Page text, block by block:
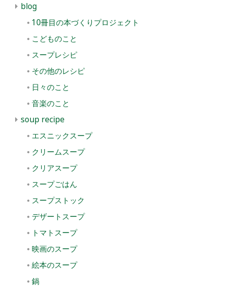
blog
10冊目の本づくりプロジェクト
こどものこと
スープレシピ
その他のレシピ
日々のこと
音楽のこと
soup recipe
エスニックスープ
クリームスープ
クリアスープ
スープごはん
スープストック
デザートスープ
トマトスープ
映画のスープ
絵本のスープ
鍋